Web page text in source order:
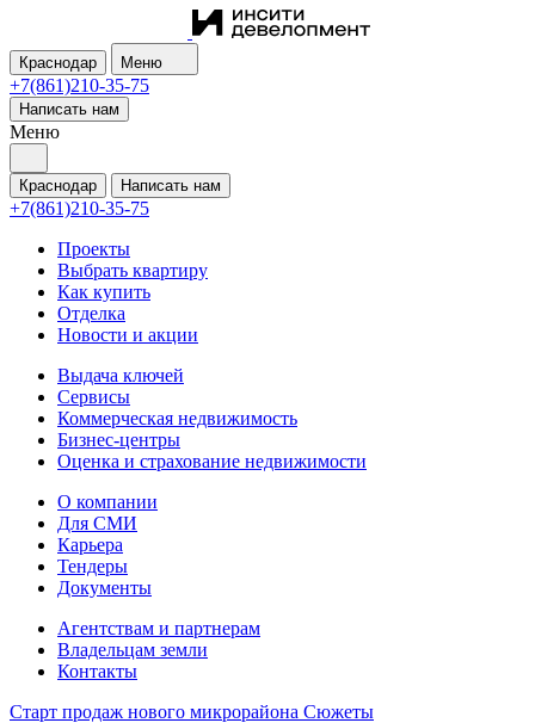
Краснодар Меню
+7(861)210-35-75
Написать нам
Меню
Краснодар Написать нам
+7(861)210-35-75
Проекты
Выбрать квартиру
Как купить
Отделка
Новости и акции
Выдача ключей
Сервисы
Коммерческая недвижимость
Бизнес-центры
Оценка и страхование недвижимости
О компании
Для СМИ
Карьера
Тендеры
Документы
Агентствам и партнерам
Владельцам земли
Контакты
Старт продаж нового микрорайона Сюжеты